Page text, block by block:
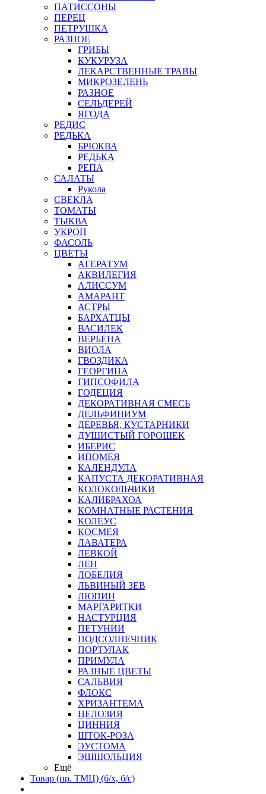
ПАТИССОНЫ
ПЕРЕЦ
ПЕТРУШКА
РАЗНОЕ
ГРИБЫ
КУКУРУЗА
ЛЕКАРСТВЕННЫЕ ТРАВЫ
МИКРОЗЕЛЕНЬ
РАЗНОЕ
СЕЛЬДЕРЕЙ
ЯГОДА
РЕДИС
РЕДЬКА
БРЮКВА
РЕДЬКА
РЕПА
САЛАТЫ
Рукола
СВЕКЛА
ТОМАТЫ
ТЫКВА
УКРОП
ФАСОЛЬ
ЦВЕТЫ
АГЕРАТУМ
АКВИЛЕГИЯ
АЛИССУМ
АМАРАНТ
АСТРЫ
БАРХАТЦЫ
ВАСИЛЕК
ВЕРБЕНА
ВИОЛА
ГВОЗДИКА
ГЕОРГИНА
ГИПСОФИЛА
ГОДЕЦИЯ
ДЕКОРАТИВНАЯ СМЕСЬ
ДЕЛЬФИНИУМ
ДЕРЕВЬЯ, КУСТАРНИКИ
ДУШИСТЫЙ ГОРОШЕК
ИБЕРИС
ИПОМЕЯ
КАЛЕНДУЛА
КАПУСТА ДЕКОРАТИВНАЯ
КОЛОКОЛЬЧИКИ
КАЛИБРАХОА
КОМНАТНЫЕ РАСТЕНИЯ
КОЛЕУС
КОСМЕЯ
ЛАВАТЕРА
ЛЕВКОЙ
ЛЕН
ЛОБЕЛИЯ
ЛЬВИНЫЙ ЗЕВ
ЛЮПИН
МАРГАРИТКИ
НАСТУРЦИЯ
ПЕТУНИИ
ПОДСОЛНЕЧНИК
ПОРТУЛАК
ПРИМУЛА
РАЗНЫЕ ЦВЕТЫ
САЛЬВИЯ
ФЛОКС
ХРИЗАНТЕМА
ЦЕЛОЗИЯ
ЦИННИЯ
ШТОК-РОЗА
ЭУСТОМА
ЭШШОЛЬЦИЯ
Ещё
Товар (пр. ТМЦ) (б/х, б/с)